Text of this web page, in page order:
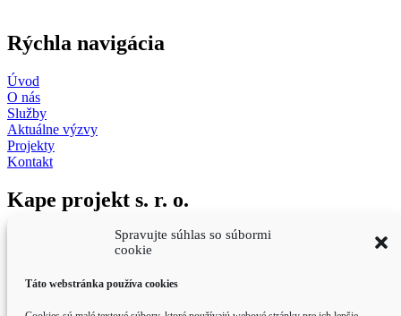
Spravujte súhlas so súbormi
cookie
Táto webstránka používa cookies
Rýchla navigácia
Úvod
O nás
Služby
Aktuálne výzvy
Projekty
Kontakt
Kape projekt s. r. o.
Ruská Nová Ves 334
Informácie